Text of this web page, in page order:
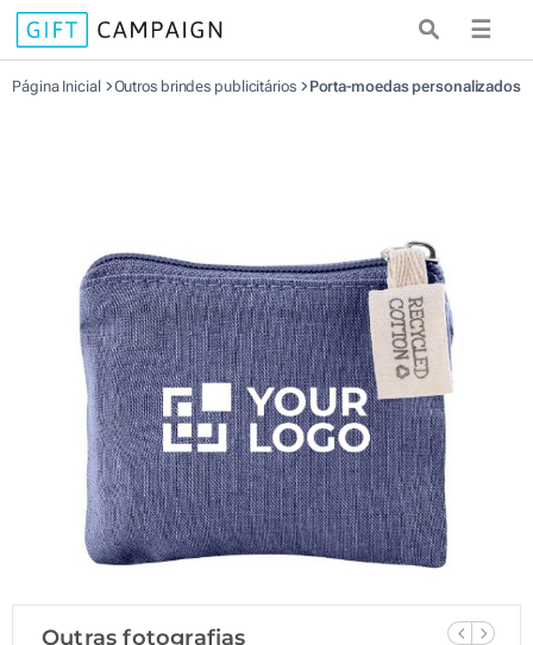
☰
Página Inicial Outros brindes publicitários Porta-moedas personalizados
Outras fotografias